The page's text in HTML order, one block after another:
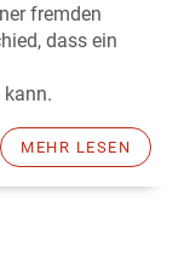
fremden
dass ein
MEHR LESEN